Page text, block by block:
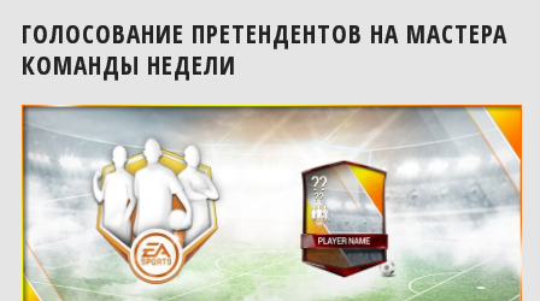
ГОЛОСОВАНИЕ ПРЕТЕНДЕНТОВ НА МАСТЕРА
КОМАНДЫ НЕДЕЛИ